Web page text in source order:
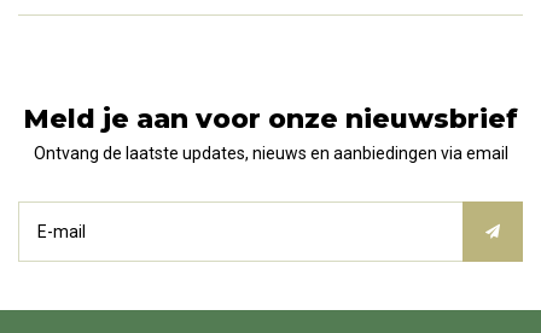
Meld je aan voor onze nieuwsbrief
Ontvang de laatste updates, nieuws en aanbiedingen via email